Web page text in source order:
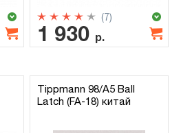
(7)
1 930 р.
Tippmann 98/A5 Ball
Latch (FA-18) китай